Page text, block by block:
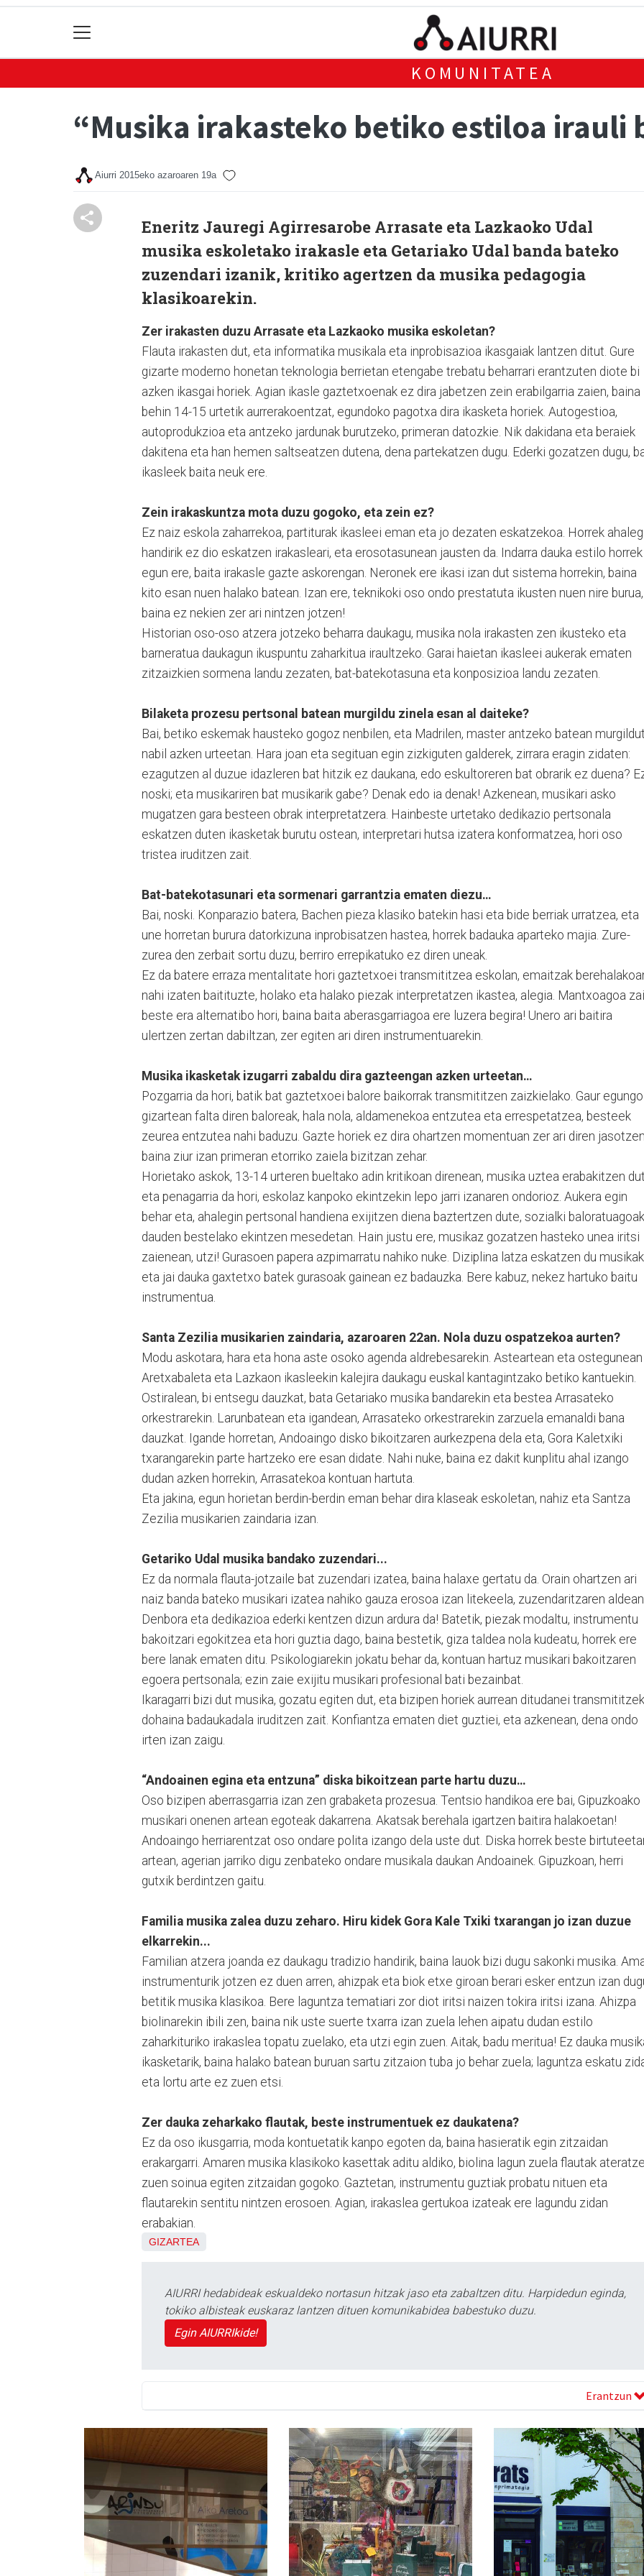
KOMUNITATEA
“Musika irakasteko betiko estiloa irauli
Aiurri 2015eko azaroaren 19a
Eneritz Jauregi Agirresarobe Arrasate eta Lazkaoko Udal
musika eskoletako irakasle eta Getariako Udal banda bateko
zuzendari izanik, kritiko agertzen da musika pedagogia
klasikoarekin.
Zer irakasten duzu Arrasate eta Lazkaoko musika eskoletan?
Flauta irakasten dut, eta informatika musikala eta inprobisazioa ikasgaiak lantzen ditut. Gure
gizarte moderno honetan teknologia berrietan etengabe trebatu beharrari erantzuten diote bi
azken ikasgai horiek. Agian ikasle gaztetxoenak ez dira jabetzen zein erabilgarria zaien, baina
behin 14-15 urtetik aurrerakoentzat, egundoko pagotxa dira ikasketa horiek. Autogestioa,
autoprodukzioa eta antzeko jardunak burutzeko, primeran datozkie. Nik dakidana eta beraiek
dakitena eta han hemen saltseatzen dutena, dena partekatzen dugu. Ederki gozatzen dugu,
ikasleek baita neuk ere.
Zein irakaskuntza mota duzu gogoko, eta zein ez?
Ez naiz eskola zaharrekoa, partiturak ikasleei eman eta jo dezaten eskatzekoa. Horrek
handirik ez dio eskatzen irakasleari, eta erosotasunean jausten da. Indarra dauka estilo horrek
egun ere, baita irakasle gazte askorengan. Neronek ere ikasi izan dut sistema horrekin, baina
kito esan nuen halako batean. Izan ere, teknikoki oso ondo prestatuta ikusten nuen nire burua,
baina ez nekien zer ari nintzen jotzen!
Historian oso-oso atzera jotzeko beharra daukagu, musika nola irakasten zen ikusteko eta
barneratua daukagun ikuspuntu zaharkitua iraultzeko. Garai haietan ikasleei aukerak ematen
zitzaizkien sormena landu zezaten, bat-batekotasuna eta konposizioa landu zezaten.
Bilaketa prozesu pertsonal batean murgildu zinela esan al daiteke?
Bai, betiko eskemak hausteko gogoz nenbilen, eta Madrilen, master antzeko batean
nabil azken urteetan. Hara joan eta segituan egin zizkiguten galderek, zirrara eragin zidaten:
ezagutzen al duzue idazleren bat hitzik ez daukana, edo eskultoreren bat obrarik ez duena?
noski; eta musikariren bat musikarik gabe? Denak edo ia denak! Azkenean, musikari asko
mugatzen gara besteen obrak interpretatzera. Hainbeste urtetako dedikazio pertsonala
eskatzen duten ikasketak burutu ostean, interpretari hutsa izatera konformatzea, hori oso
tristea iruditzen zait.
Bat-batekotasunari eta sormenari garrantzia ematen diezu…
Bai, noski. Konparazio batera, Bachen pieza klasiko batekin hasi eta bide berriak urratzea, eta
une horretan burura datorkizuna inprobisatzen hastea, horrek badauka aparteko majia. Zure-
zurea den zerbait sortu duzu, berriro errepikatuko ez diren uneak.
Ez da batere erraza mentalitate hori gaztetxoei transmititzea eskolan, emaitzak
nahi izaten baitituzte, holako eta halako piezak interpretatzen ikastea, alegia. Mantxoagoa
beste era alternatibo hori, baina baita aberasgarriagoa ere luzera begira! Unero ari baitira
ulertzen zertan dabiltzan, zer egiten ari diren instrumentuarekin.
Musika ikasketak izugarri zabaldu dira gazteengan azken urteetan…
Pozgarria da hori, batik bat gaztetxoei balore baikorrak transmititzen zaizkielako. Gaur egungo
gizartean falta diren baloreak, hala nola, aldamenekoa entzutea eta errespetatzea, besteek
zeurea entzutea nahi baduzu. Gazte horiek ez dira ohartzen momentuan zer ari diren
baina ziur izan primeran etorriko zaiela bizitzan zehar.
Horietako askok, 13-14 urteren bueltako adin kritikoan direnean, musika uztea erabakitzen
eta penagarria da hori, eskolaz kanpoko ekintzekin lepo jarri izanaren ondorioz. Aukera egin
behar eta, ahalegin pertsonal handiena exijitzen diena baztertzen dute, sozialki baloratuagoak
dauden bestelako ekintzen mesedetan. Hain justu ere, musikaz gozatzen hasteko unea iritsi
zaienean, utzi! Gurasoen papera azpimarratu nahiko nuke. Diziplina latza eskatzen du
eta jai dauka gaxtetxo batek gurasoak gainean ez badauzka. Bere kabuz, nekez hartuko baitu
instrumentua.
Santa Zezilia musikarien zaindaria, azaroaren 22an. Nola duzu ospatzekoa aurten?
Modu askotara, hara eta hona aste osoko agenda aldrebesarekin. Asteartean eta ostegunean
Aretxabaleta eta Lazkaon ikasleekin kalejira daukagu euskal kantagintzako betiko kantuekin.
Ostiralean, bi entsegu dauzkat, bata Getariako musika bandarekin eta bestea Arrasateko
orkestrarekin. Larunbatean eta igandean, Arrasateko orkestrarekin zarzuela emanaldi bana
dauzkat. Igande horretan, Andoaingo disko bikoitzaren aurkezpena dela eta, Gora Kaletxiki
txarangarekin parte hartzeko ere esan didate. Nahi nuke, baina ez dakit kunplitu ahal izango
dudan azken horrekin, Arrasatekoa kontuan hartuta.
Eta jakina, egun horietan berdin-berdin eman behar dira klaseak eskoletan, nahiz eta Santza
Zezilia musikarien zaindaria izan.
Getariko Udal musika bandako zuzendari...
Ez da normala flauta-jotzaile bat zuzendari izatea, baina halaxe gertatu da. Orain ohartzen ari
naiz banda bateko musikari izatea nahiko gauza erosoa izan litekeela, zuzendaritzaren
Denbora eta dedikazioa ederki kentzen dizun ardura da! Batetik, piezak modaltu, instrumentu
bakoitzari egokitzea eta hori guztia dago, baina bestetik, giza taldea nola kudeatu, horrek ere
bere lanak ematen ditu. Psikologiarekin jokatu behar da, kontuan hartuz musikari bakoitzaren
egoera pertsonala; ezin zaie exijitu musikari profesional bati bezainbat.
Ikaragarri bizi dut musika, gozatu egiten dut, eta bizipen horiek aurrean ditudanei
dohaina badaukadala iruditzen zait. Konfiantza ematen diet guztiei, eta azkenean, dena ondo
irten izan zaigu.
“Andoainen egina eta entzuna” diska bikoitzean parte hartu duzu…
Oso bizipen aberrasgarria izan zen grabaketa prozesua. Tentsio handikoa ere bai, Gipuzkoako
musikari onenen artean egoteak dakarrena. Akatsak berehala igartzen baitira halakoetan!
Andoaingo herriarentzat oso ondare polita izango dela uste dut. Diska horrek beste
artean, agerian jarriko digu zenbateko ondare musikala daukan Andoainek. Gipuzkoan, herri
gutxik berdintzen gaitu.
Familia musika zalea duzu zeharo. Hiru kidek Gora Kale Txiki txarangan jo izan duzue
elkarrekin...
Familian atzera joanda ez daukagu tradizio handirik, baina lauok bizi dugu sakonki musika.
instrumenturik jotzen ez duen arren, ahizpak eta biok etxe giroan berari esker entzun izan
betitik musika klasikoa. Bere laguntza tematiari zor diot iritsi naizen tokira iritsi izana. Ahizpa
biolinarekin ibili zen, baina nik uste suerte txarra izan zuela lehen aipatu dudan estilo
zaharkituriko irakaslea topatu zuelako, eta utzi egin zuen. Aitak, badu meritua! Ez dauka
ikasketarik, baina halako batean buruan sartu zitzaion tuba jo behar zuela; laguntza eskatu
eta lortu arte ez zuen etsi.
Zer dauka zeharkako flautak, beste instrumentuek ez daukatena?
Ez da oso ikusgarria, moda kontuetatik kanpo egoten da, baina hasieratik egin zitzaidan
erakargarri. Amaren musika klasikoko kasettak aditu aldiko, biolina lagun zuela flautak
zuen soinua egiten zitzaidan gogoko. Gaztetan, instrumentu guztiak probatu nituen eta
flautarekin sentitu nintzen erosoen. Agian, irakaslea gertukoa izateak ere lagundu zidan
erabakian.
GIZARTEA
AIURRI hedabideak eskualdeko nortasun hitzak jaso eta zabaltzen ditu. Harpidedun eginda,
tokiko albisteak euskaraz lantzen dituen komunikabidea babestuko duzu.
Egin AIURRIkide!
Erantzun